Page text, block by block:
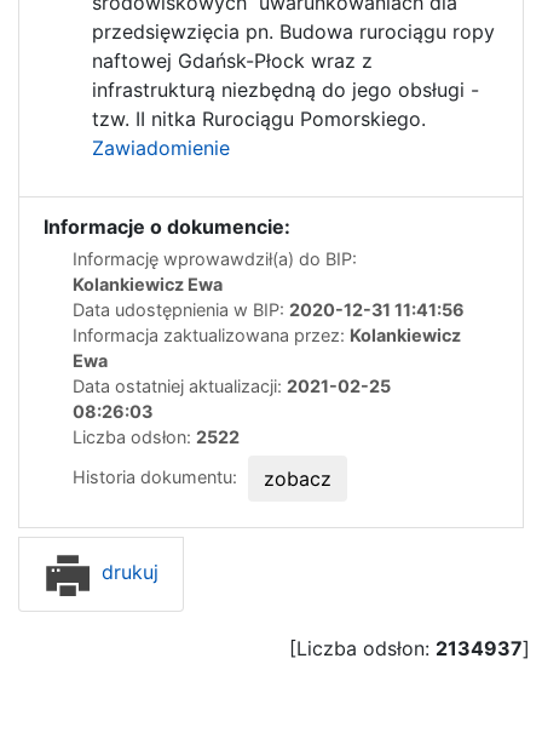
przedsięwzięcia pn. Budowa rurociągu ropy
naftowej Gdańsk-Płock wraz z
infrastrukturą niezbędną do jego obsługi -
tzw. II nitka Rurociągu Pomorskiego.
Zawiadomienie
Informacje o dokumencie:
Informację wprowawdził(a) do BIP:
Kolankiewicz Ewa
Data udostępnienia w BIP: 2020-12-31 11:41:56
Informacja zaktualizowana przez: Kolankiewicz
Ewa
Data ostatniej aktualizacji: 2021-02-25
08:26:03
Liczba odsłon: 2522
Historia dokumentu:
zobacz
drukuj
[Liczba odsłon: 2134937]